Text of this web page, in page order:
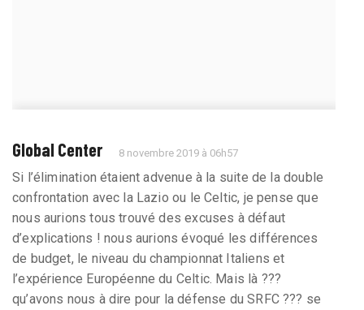
Global Center 8 novembre 2019 à 06h57
Si l’élimination étaient advenue à la suite de la double
confrontation avec la Lazio ou le Celtic, je pense que
nous aurions tous trouvé des excuses à défaut
d’explications ! nous aurions évoqué les différences
de budget, le niveau du championnat Italiens et
l’expérience Européenne du Celtic. Mais là ???
qu’avons nous à dire pour la défense du SRFC ??? se